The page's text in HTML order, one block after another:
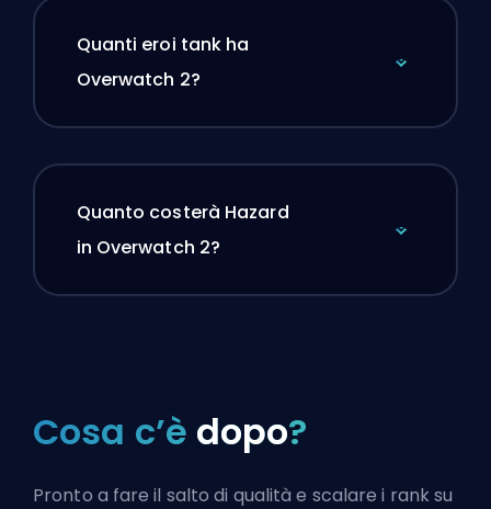
Quanti eroi tank ha
Overwatch 2?
Quanto costerà Hazard
in Overwatch 2?
Cosa c’è dopo?
Pronto a fare il salto di qualità e scalare i rank su